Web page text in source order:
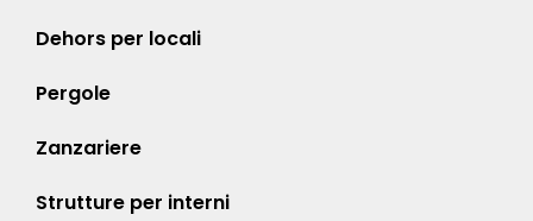
Dehors per locali
Pergole
Zanzariere
Strutture per interni